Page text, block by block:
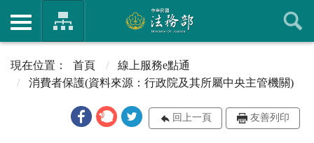
首頁
線上服務e點通
消費者保護(資料來源：行政院及其所屬中央主管機關)
回上一頁 友善列印